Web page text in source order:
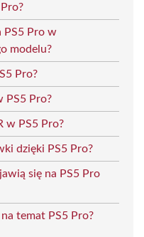
PS5 Pro w
modelu?
Pro?
PS5 Pro?
w PS5 Pro?
dzięki PS5 Pro?
się na PS5 Pro
temat PS5 Pro?